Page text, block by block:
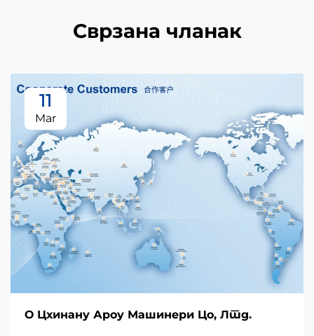
Сврзана чланак
11
Mar
О Цхинану Ароу Машинери Цо, Лтд.